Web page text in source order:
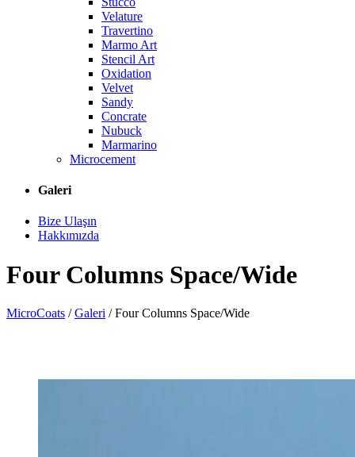
Velature
Travertino
Marmo Art
Stencil Art
Oxidation
Velvet
Sandy
Concrate
Nubuck
Marmarino
Microcement
Galeri
Bize Ulaşın
Hakkımızda
Four Columns Space/Wide
MicroCoats /Galeri /Four Columns Space/Wide